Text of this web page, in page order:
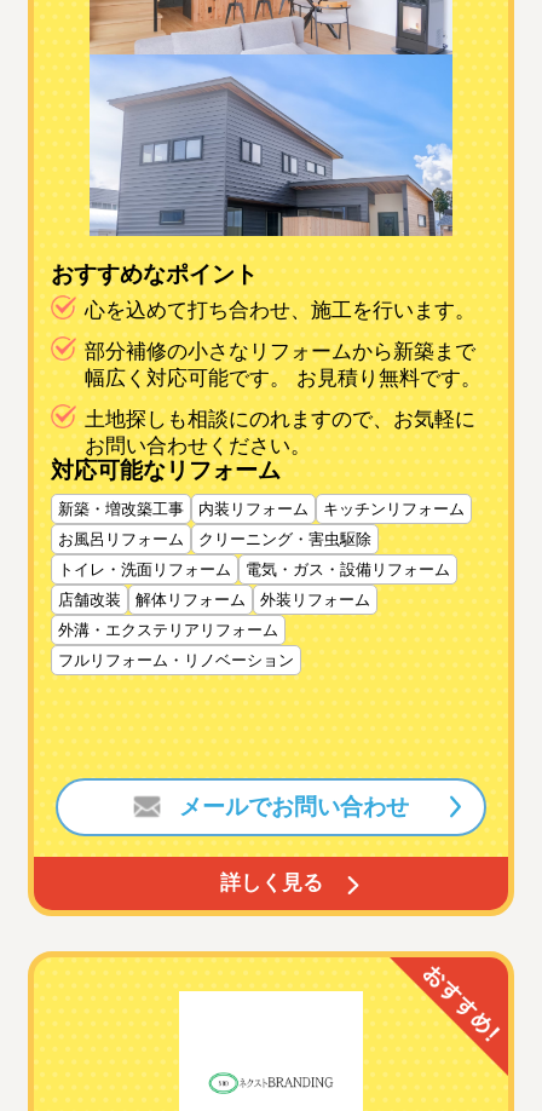
おすすめなポイント
心を込めて打ち合わせ、施工を行います。
部分補修の小さなリフォームから新築まで
幅広く対応可能です。 お見積り無料です。
土地探しも相談にのれますので、お気軽に
お問い合わせください。
対応可能なリフォーム
新築・増改築工事 内装リフォーム
キッチンリフォーム
お風呂リフォーム
クリーニング・害虫駆除
トイレ・洗面リフォーム
電気・ガス・設備リフォーム
店舗改装
解体リフォーム
外装リフォーム
外溝・エクステリアリフォーム
フルリフォーム・リノベーション
詳しく見る
メールでお問い合わせ